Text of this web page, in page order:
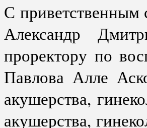
С приветственным
Александр
проректору по
Павлова Алле
акушерства,
акушерства,